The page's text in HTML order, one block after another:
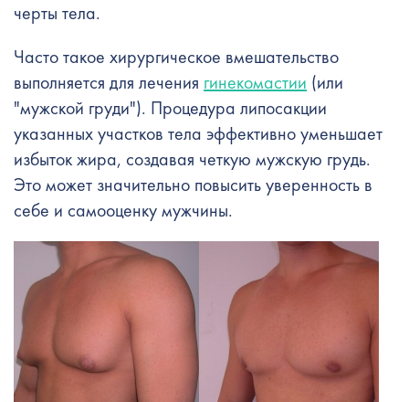
черты тела.
Часто такое хирургическое вмешательство
выполняется для лечения гинекомастии (или
"мужской груди"). Процедура липосакции
указанных участков тела эффективно уменьшает
избыток жира, создавая четкую мужскую грудь.
Это может значительно повысить уверенность в
себе и самооценку мужчины.